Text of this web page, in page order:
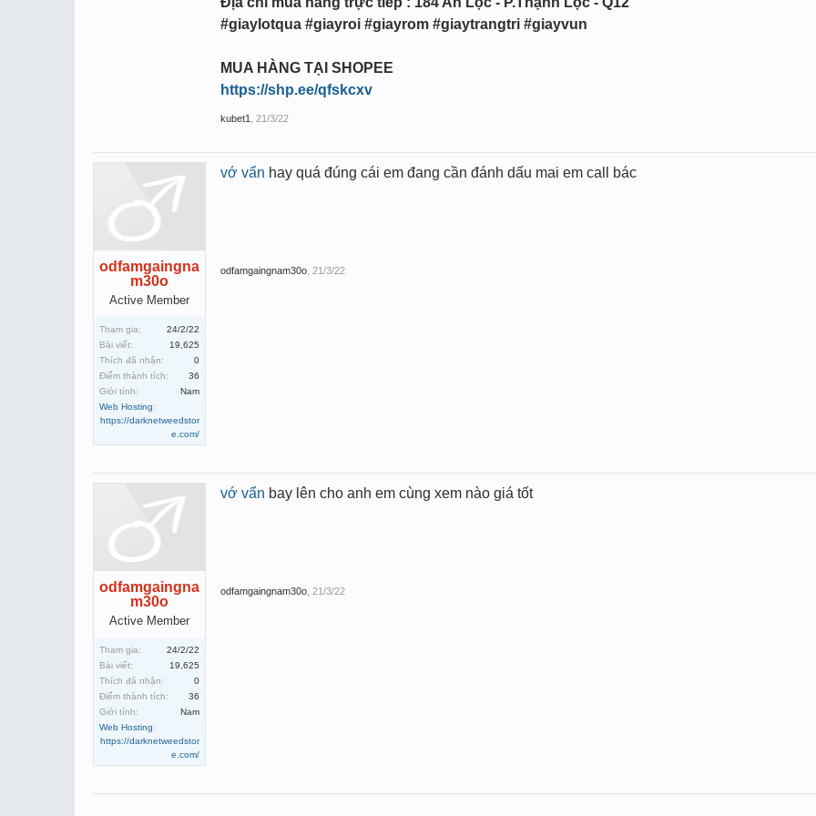
#giaylotqua #giayroi #giayrom #giaytrangtri #giayvun
MUA HÀNG TẠI SHOPEE
https://shp.ee/qfskcxv
kubet1 21/3/22
odfamgaingna
m30o
Active Member
Tham gia:
24/2/22
Bài viết:
19,625
Thích đã nhận:
0
Điểm thành tích:
36
Giới tính:
Nam
Web Hosting:
https://darknetweedstor
e.com/
vớ vẩn hay quá đúng cái em đang cần đánh dấu mai em call bác
odfamgaingnam30o 21/3/22
odfamgaingna
m30o
Active Member
Tham gia:
24/2/22
Bài viết:
19,625
Thích đã nhận:
0
Điểm thành tích:
36
Giới tính:
Nam
Web Hosting:
https://darknetweedstor
e.com/
vớ vẩn bay lên cho anh em cùng xem nào giá tốt
odfamgaingnam30o 21/3/22